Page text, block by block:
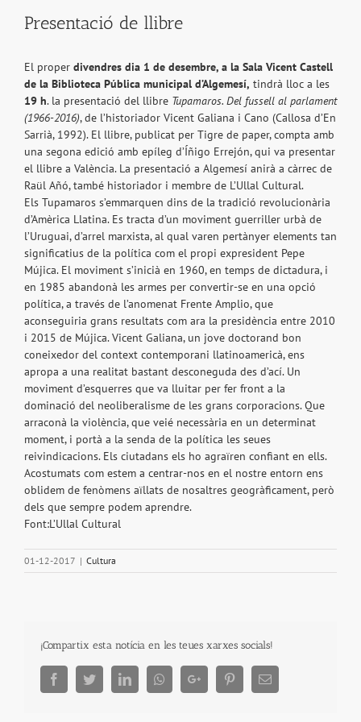
Presentació de llibre
El proper divendres dia 1 de desembre, a la Sala Vicent Castell
de la Biblioteca Pública municipal d’Algemesí, tindrà lloc a les
19 h. la presentació del llibre Tupamaros. Del fussell al parlament
(1966-2016), de l’historiador Vicent Galiana i Cano (Callosa d’En
Sarrià, 1992). El llibre, publicat per Tigre de paper, compta amb
una segona edició amb epíleg d’Íñigo Errejón, qui va presentar
el llibre a València. La presentació a Algemesí anirà a càrrec de
Raül Añó, també historiador i membre de L’Ullal Cultural.
Els Tupamaros s’emmarquen dins de la tradició revolucionària
d’Amèrica Llatina. Es tracta d’un moviment guerriller urbà de
l’Uruguai, d’arrel marxista, al qual varen pertànyer elements tan
significatius de la política com el propi expresident Pepe
Mújica. El moviment s’inicià en 1960, en temps de dictadura, i
en 1985 abandonà les armes per convertir-se en una opció
política, a través de l’anomenat Frente Amplio, que
aconseguiria grans resultats com ara la presidència entre 2010
i 2015 de Mújica. Vicent Galiana, un jove doctorand bon
coneixedor del context contemporani llatinoamericà, ens
apropa a una realitat bastant desconeguda des d’ací. Un
moviment d’esquerres que va lluitar per fer front a la
dominació del neoliberalisme de les grans corporacions. Que
arraconà la violència, que veié necessària en un determinat
moment, i portà a la senda de la política les seues
reivindicacions. Els ciutadans els ho agraïren confiant en ells.
Acostumats com estem a centrar-nos en el nostre entorn ens
oblidem de fenòmens aïllats de nosaltres geogràficament, però
dels que sempre podem aprendre.
Font:L’Ullal Cultural
01-12-2017 | Cultura
¡Compartix esta notícia en les teues xarxes socials!
FacebookTwitterLinkedInWhatsappGoogle+ PinterestEmail